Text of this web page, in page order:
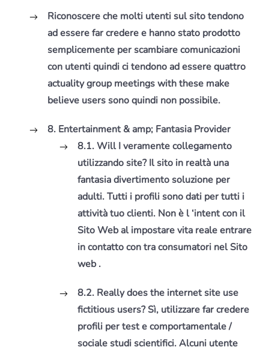
Riconoscere che molti utenti sul sito tendono
ad essere far credere e hanno stato prodotto
semplicemente per scambiare comunicazioni
con utenti quindi ci tendono ad essere quattro
actuality group meetings with these make
believe users sono quindi non possibile.
8. Entertainment & amp; Fantasia Provider
8.1. Will I veramente collegamento
utilizzando site?Il sito in realtà una
fantasia divertimento soluzione per
adulti.Tutti i profili sono dati per tutti i
attività tuo clienti. Non è l ‘intent con il
Sito Web al impostare vita reale entrare
in contatto con tra consumatori nel Sito
web .
8.2. Really does the internet site use
fictitious users?Sì, utilizzare far credere
profili per test e comportamentale /
sociale studi scientifici.Alcuni utente